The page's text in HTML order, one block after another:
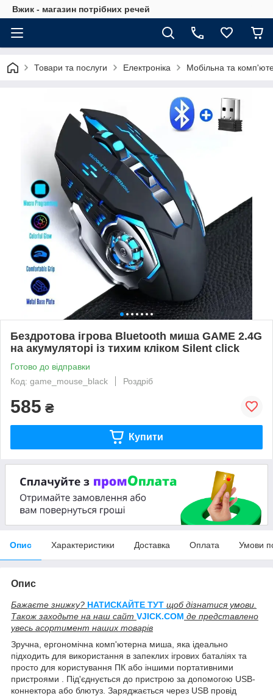
Вжик - магазин потрiбних речей
Товари та послуги Електроніка Мобільна та
Бездротова ігрова Bluetooth миша GAME 2.4G
на акумуляторі із тихим кліком Silent click
Готово до відправки
Код: game_mouse_black
Роздріб
585 ₴
Купити
Опис Характеристики Доставка Оплата Умови
Опис
Бажаєте знижку? НАТИСКАЙТЕ ТУТ щоб дізнатися умови.
Також заходьте на наш сайт VJICK.COM де представлено
увесь асортимент наших товарів
Зручна, ергономічна комп'ютерна миша, яка ідеально
підходить для використання в запеклих ігрових баталіях та
просто для користування ПК або іншими портативними
пристроями . Під'єднується до пристрою за допомогою USB-
коннектора або блютуз. Заряджається через USB провід